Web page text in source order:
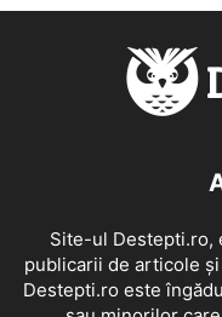
Site-ul Destepti.ro,
publicarii de articole
Destepti.ro este